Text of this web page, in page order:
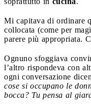
Mi capitava di ordinare
collocata (come per
parere più appropriata.
Ognuno sfoggiava
l’altro rispondeva con
ogni conversazione
cose si occupano le
bocca? Tu pensa al